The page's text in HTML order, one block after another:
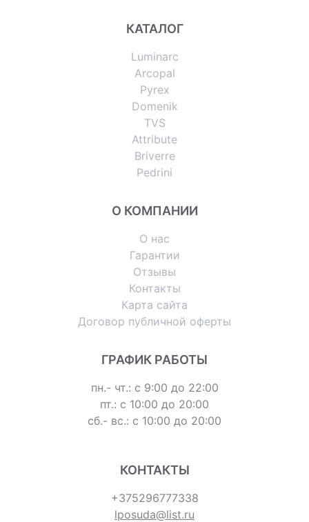
КАТАЛОГ
Luminarc
Arcopal
Pyrex
Domenik
TVS
Attribute
Briverre
Pedrini
О КОМПАНИИ
О нас
Гарантии
Отзывы
Контакты
Карта сайта
Договор публичной оферты
ГРАФИК РАБОТЫ
пн.- чт.: с 9:00 до 22:00
пт.: с 10:00 до 20:00
сб.- вс.: с 10:00 до 20:00
КОНТАКТЫ
+375296777338
lposuda@list.ru